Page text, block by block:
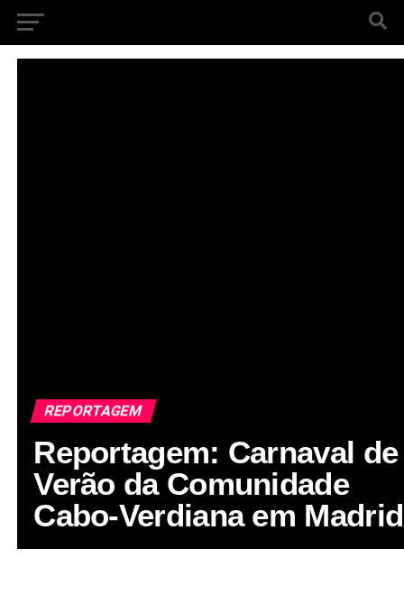
REPORTAGEM
Reportagem: Carnaval de
Verão da Comunidade
Cabo‑Verdiana em Madrid